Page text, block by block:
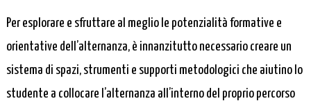
Per esplorare e sfruttare al meglio le potenzialità formative e
orientative dell’alternanza, è innanzitutto necessario creare un
sistema di spazi, strumenti e supporti metodologici che aiutino lo
studente a collocare l’alternanza all’interno del proprio percorso